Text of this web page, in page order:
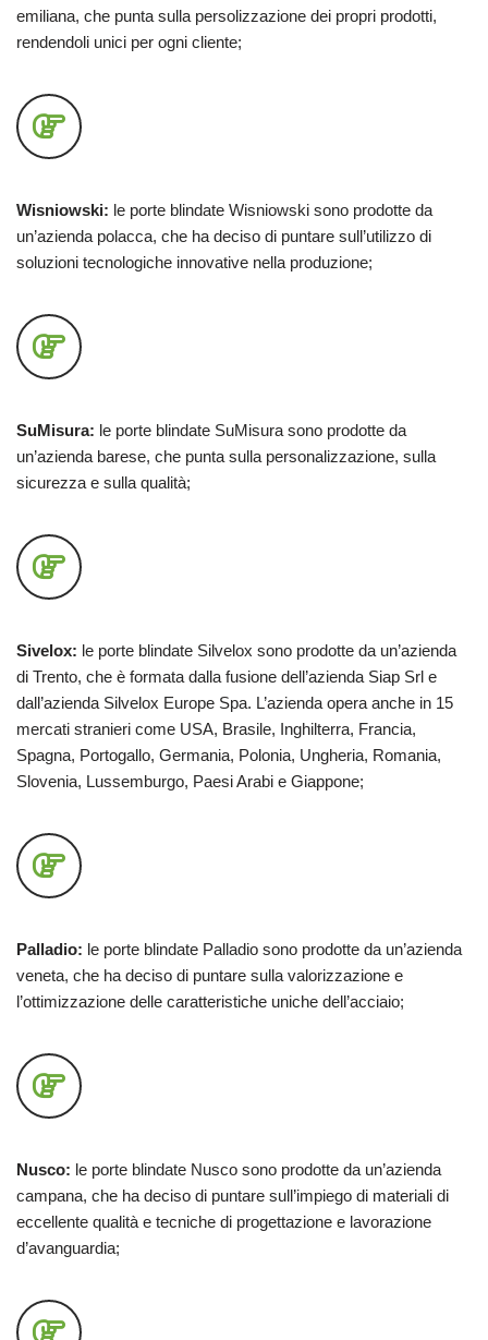
emiliana, che punta sulla persolizzazione dei propri prodotti,
rendendoli unici per ogni cliente;
Wisniowski: le porte blindate Wisniowski sono prodotte da
un’azienda polacca, che ha deciso di puntare sull’utilizzo di
soluzioni tecnologiche innovative nella produzione;
SuMisura: le porte blindate SuMisura sono prodotte da
un’azienda barese, che punta sulla personalizzazione, sulla
sicurezza e sulla qualità;
Sivelox: le porte blindate Silvelox sono prodotte da un’azienda
di Trento, che è formata dalla fusione dell’azienda Siap Srl e
dall’azienda Silvelox Europe Spa. L’azienda opera anche in 15
mercati stranieri come USA, Brasile, Inghilterra, Francia,
Spagna, Portogallo, Germania, Polonia, Ungheria, Romania,
Slovenia, Lussemburgo, Paesi Arabi e Giappone;
Palladio: le porte blindate Palladio sono prodotte da un’azienda
veneta, che ha deciso di puntare sulla valorizzazione e
l’ottimizzazione delle caratteristiche uniche dell’acciaio;
Nusco: le porte blindate Nusco sono prodotte da un’azienda
campana, che ha deciso di puntare sull’impiego di materiali di
eccellente qualità e tecniche di progettazione e lavorazione
d’avanguardia;